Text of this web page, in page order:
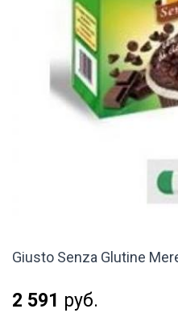
Giusto Senza Glutine
2 591 руб.